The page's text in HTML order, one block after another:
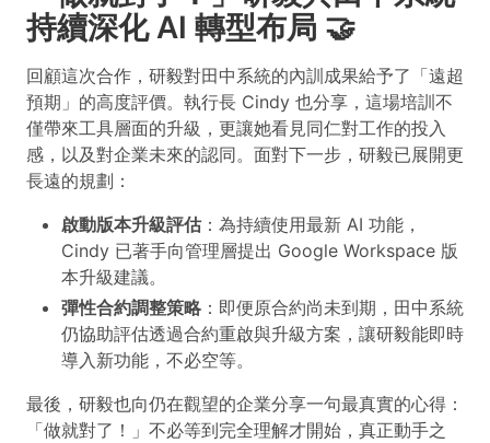
持續深化 AI 轉型布局 🤝
回顧這次合作，研毅對田中系統的內訓成果給予了「遠超
預期」的高度評價。執行長 Cindy 也分享，這場培訓不
僅帶來工具層面的升級，更讓她看見同仁對工作的投入
感，以及對企業未來的認同。面對下一步，研毅已展開更
長遠的規劃：
啟動版本升級評估：為持續使用最新 AI 功能，
Cindy 已著手向管理層提出 Google Workspace 版
本升級建議。
彈性合約調整策略 ：即便原合約尚未到期，田中系統
仍協助評估透過合約重啟與升級方案，讓研毅能即時
導入新功能，不必空等。
最後，研毅也向仍在觀望的企業分享一句最真實的心得：
「做就對了！」不必等到完全理解才開始，真正動手之